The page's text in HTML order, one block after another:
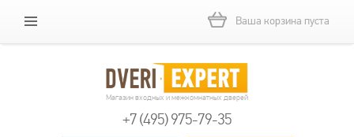
Ваша корзина пуста
Магазин входных и межкомнатных дверей
+7 (495) 975-79-35